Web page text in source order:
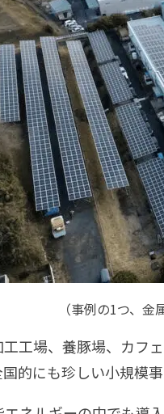
（事例の1つ、
工場、養豚場、カフ
的にも珍しい小規模